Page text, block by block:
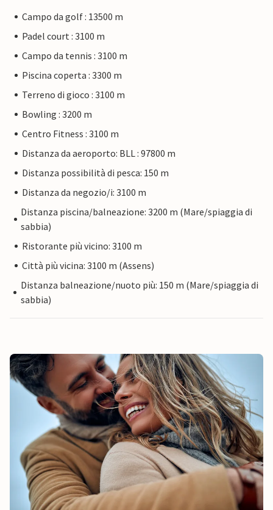
Campo da golf : 13500 m
Padel court : 3100 m
Campo da tennis : 3100 m
Piscina coperta : 3300 m
Terreno di gioco : 3100 m
Bowling : 3200 m
Centro Fitness : 3100 m
Distanza da aeroporto: BLL : 97800 m
Distanza possibilità di pesca: 150 m
Distanza da negozio/i: 3100 m
Distanza piscina/balneazione: 3200 m (Mare/spiaggia di
sabbia)
Ristorante più vicino: 3100 m
Città più vicina: 3100 m (Assens)
Distanza balneazione/nuoto più: 150 m (Mare/spiaggia di
sabbia)